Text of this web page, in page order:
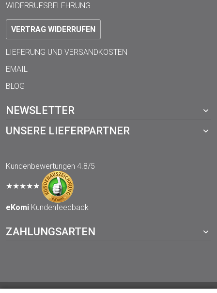
WIDERRUFSBELEHRUNG
VERTRAG WIDERRUFEN
LIEFERUNG UND VERSANDKOSTEN
EMAIL
BLOG
NEWSLETTER
UNSERE LIEFERPARTNER
Kundenbewertungen 4.8/5
★★★★★
eKomi Kundenfeedback
ZAHLUNGSARTEN